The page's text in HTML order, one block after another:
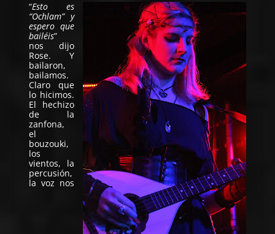
“Esto es
“Ochlam” y
espero que
bailéis”
nos dijo
Rose. Y
bailaron,
bailamos.
Claro que
lo hicimos.
El hechizo
de la
zanfona,
el
bouzouki,
los
vientos, la
percusión,
la voz nos